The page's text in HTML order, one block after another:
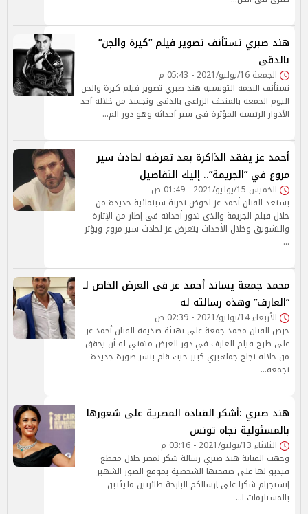
هند صبري تستأنف تصوير فيلم ”كيرة والجن”
بالدقي
الجمعة 16/يوليو/2021 - 05:43 م
تستأنف النجمة التونسية هند صبري تصوير فيلم كيرة والجن
اليوم الجمعة بالمتحف الزراعي بالدقي وتجسد من خلاله أحد
الأدوار الرئيسة المؤثرة في سير أحداثه وهو دور الم…
أحمد عز يفقد الذاكرة بعد تعرضه لحادث سير
مروع في ”الجريمة”.. إليك التفاصيل
الخميس 15/يوليو/2021 - 01:49 ص
يستعد الفنان أحمد عز لخوض تجربة سينمائية جديدة من
خلال فيلم الجريمة والذى تدور أحداثه فى إطار من الإثارة
والتشويق وخلال الأحداث يتعرض عز لحادث سير مروع ويؤثر
…
محمد جمعة يساند أحمد عز فى العرض الخاص لـ
”العارف” وهذه رسالته له
الأربعاء 14/يوليو/2021 - 02:39 ص
حرص الفنان محمد جمعة على تهنئة صديقه الفنان أحمد عز
على طرح فيلم العارف في دور العرض متمني له أن يحقق
من خلاله نجاح جماهيري كبير حيث قام بنشر صورة جديدة
تجمعه…
هند صبري :أشكر القيادة المصرية على شعورها
بالمسئولية تجاه تونس
الثلاثاء 13/يوليو/2021 - 03:16 م
وجهت الفنانة هند صبري رسالة شكر لمصر خلال مقطع
فيديو لها على صفحتها الشخصية بموقع الصور الشهير
إنستجرام شكرا على إرسالكم البارحة طائرتين مليئتين
بالمستلزمات ا…